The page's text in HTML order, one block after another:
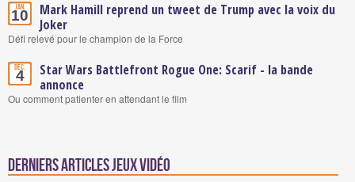
Jan.
10
Mark Hamill reprend un tweet de Trump avec la voix du
Joker
Défi relevé pour le champion de la Force
Déc.
4
Star Wars Battlefront Rogue One: Scarif - la bande
annonce
Ou comment patienter en attendant le film
Derniers articles Jeux vidéo